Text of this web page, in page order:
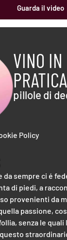
Guarda il video
VINO IN
PRATICA
pillole di
Policy
da sempre ci é
di piedi, a
provenienti da
passione,
senza le